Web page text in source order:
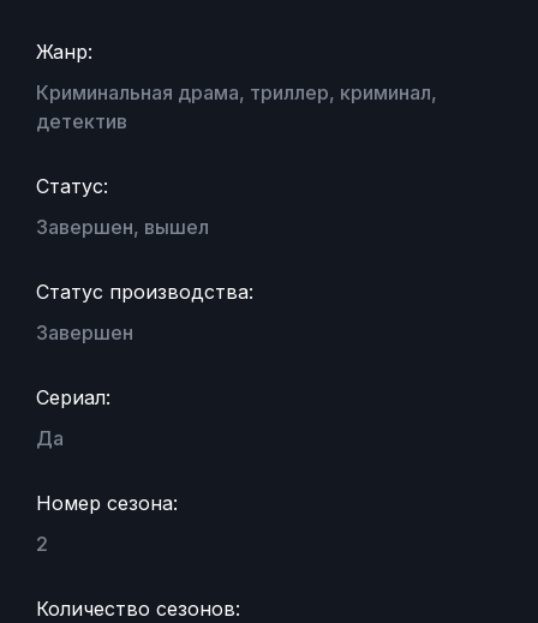
Жанр:
Криминальная драма, триллер, криминал,
детектив
Статус:
Завершен, вышел
Статус производства:
Завершен
Сериал:
Да
Номер сезона:
2
Количество сезонов: